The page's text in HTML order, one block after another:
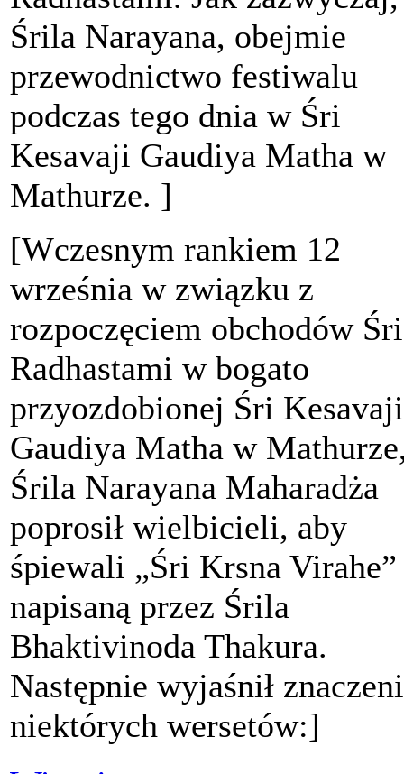
Śrila Narayana, obejmie
przewodnictwo festiwalu
podczas tego dnia w Śri
Kesavaji Gaudiya Matha w
Mathurze. ]
[Wczesnym rankiem 12
września w związku z
rozpoczęciem obchodów Śri
Radhastami w bogato
przyozdobionej Śri Kesavaji
Gaudiya Matha w
Śrila Narayana Maharadża
poprosił wielbicieli, aby
śpiewali „Śri Krsna Virahe”
napisaną przez Śrila
Bhaktivinoda Thakura.
Następnie wyjaśnił
niektórych wersetów:]